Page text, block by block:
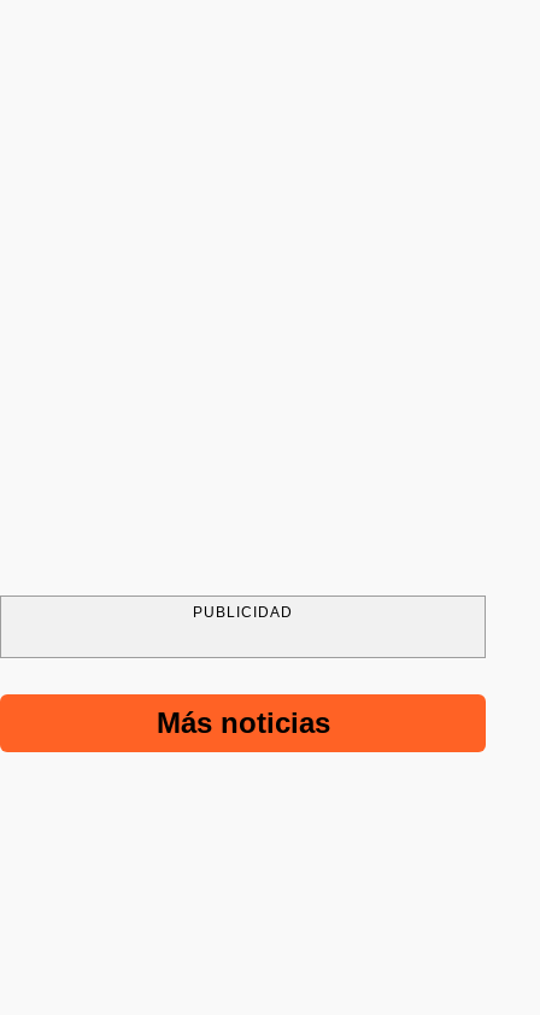
PUBLICIDAD
Más noticias